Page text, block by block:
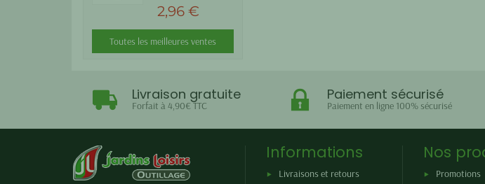
2,96 €
Toutes les meilleures ventes
Livraison gratuite
Forfait à 4,90€ TTC
Paiement sécurisé
Paiement en ligne 100% sécurisé
Informations
Livraisons et retours
Nos
Promotions